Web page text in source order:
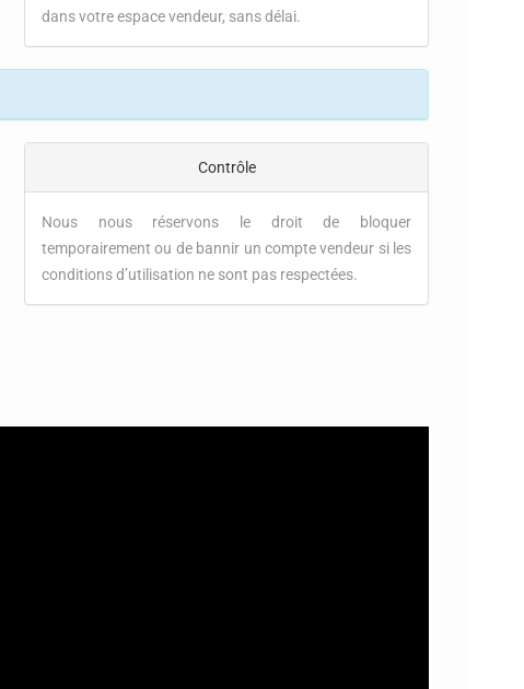
dans votre espace vendeur, sans délai.
Contrôle
Nous nous réservons le droit de bloquer
temporairement ou de bannir un compte vendeur si les
conditions d’utilisation ne sont pas respectées.